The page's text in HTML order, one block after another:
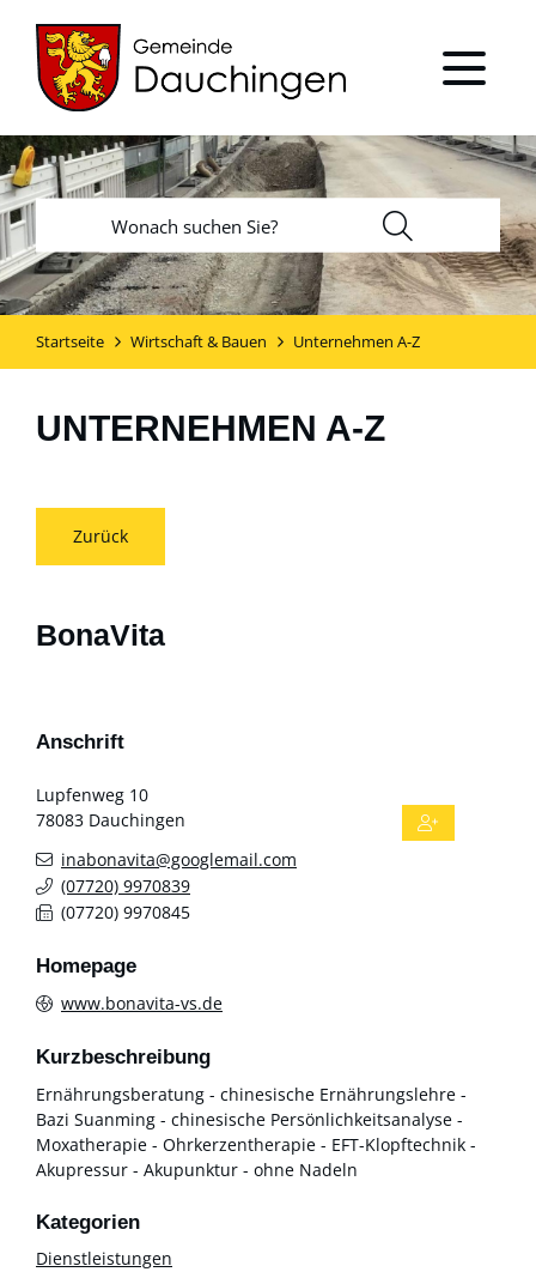
Startseite Wirtschaft & Bauen Unternehmen A-Z
UNTERNEHMEN A-Z
Zurück
BonaVita
Anschrift
Lupfenweg 10
78083 Dauchingen
inabonavita@googlemail.com
(07720) 9970839
(07720) 9970845
Homepage
www.bonavita-vs.de
Kurzbeschreibung
Ernährungsberatung - chinesische Ernährungslehre -
Bazi Suanming - chinesische Persönlichkeitsanalyse -
Moxatherapie - Ohrkerzentherapie - EFT-Klopftechnik -
Akupressur - Akupunktur - ohne Nadeln
Dienstleistungen